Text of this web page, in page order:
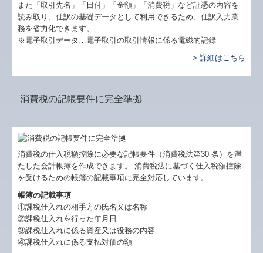
また「取引先名」「日付」「金額」「消費税」など証憑の内容を
読み取り、仕訳の基礎データとして利用できるため、仕訳入力業
務を省力化できます。
※電子取引データ…電子取引の取引情報に係る電磁的記録
> 詳細はこちら
消費税の記帳要件に完全準拠
消費税の仕入税額控除に必要な記帳要件（消費税法第30 条）を満
たした会計帳簿を作成できます。 消費税法に基づく仕入税額控除
を受けるための帳簿の記載事項に完全対応しています。
帳簿の記載事項
①課税仕入れの相手方の氏名又は名称
②課税仕入れを行った年月日
③課税仕入れに係る資産又は役務の内容
④課税仕入れに係る支払対価の額